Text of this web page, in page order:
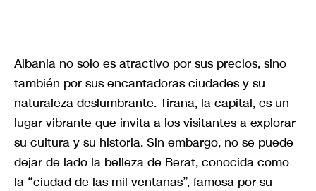
Albania no solo es atractivo por sus precios, sino
también por sus encantadoras ciudades y su
naturaleza deslumbrante. Tirana, la capital, es un
lugar vibrante que invita a los visitantes a explorar
su cultura y su historia. Sin embargo, no se puede
dejar de lado la belleza de Berat, conocida como
la “ciudad de las mil ventanas”, famosa por su